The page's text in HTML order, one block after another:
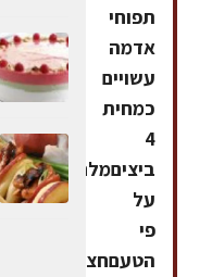
תפוחי
אדמה
עשויים
כמחית
4
ביציםמלח
על
פי
הטעםחצי